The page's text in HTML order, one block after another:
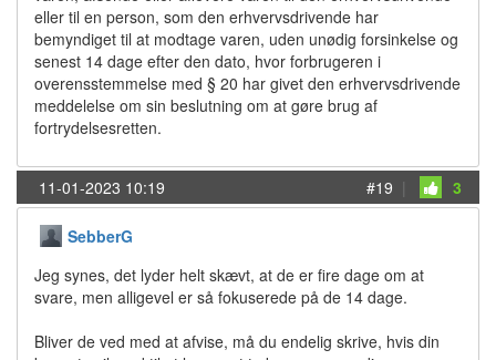
eller til en person, som den erhvervsdrivende har
bemyndiget til at modtage varen, uden unødig forsinkelse og
senest 14 dage efter den dato, hvor forbrugeren i
overensstemmelse med § 20 har givet den erhvervsdrivende
meddelelse om sin beslutning om at gøre brug af
fortrydelsesretten.
11-01-2023 10:19 #19 | 3
SebberG
Jeg synes, det lyder helt skævt, at de er fire dage om at
svare, men alligevel er så fokuserede på de 14 dage.
Bliver de ved med at afvise, må du endelig skrive, hvis din